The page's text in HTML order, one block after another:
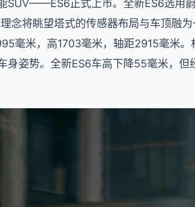
SUV——ES6正式上市。全新ES6选用
念将眺望塔式的传感器布局与车顶融
毫米，高1703毫米，轴距2915毫米
身姿势。全新ES6车高下降55毫米，